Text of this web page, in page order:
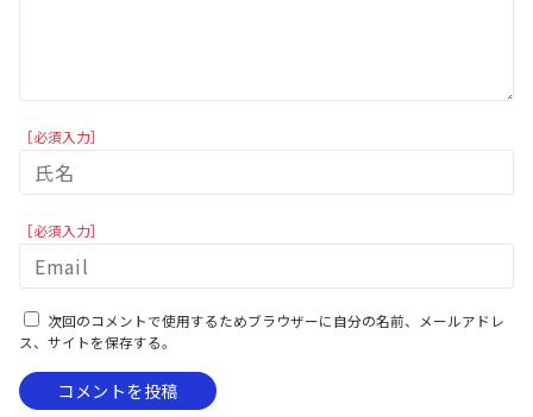
［必須入力］
［必須入力］
次回のコメントで使用するためブラウザーに自分の名前、メールアドレ
ス、サイトを保存する。